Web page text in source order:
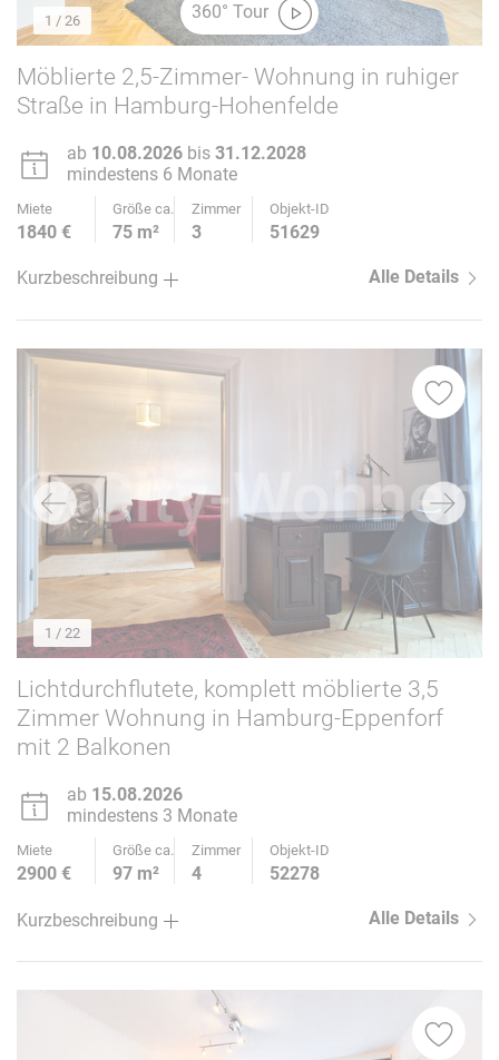
1 / 26 360° Tour
Möblierte 2,5-Zimmer- Wohnung in ruhiger
Straße in Hamburg-Hohenfelde
ab 10.08.2026 bis 31.12.2028
mindestens 6 Monate
Miete Größe ca. Zimmer Objekt-ID
1840 € 75 m² 3 51629
Kurzbeschreibung Alle Details
1 / 22
Lichtdurchflutete, komplett möblierte 3,5
Zimmer Wohnung in Hamburg-Eppenforf
mit 2 Balkonen
ab 15.08.2026
mindestens 3 Monate
Miete Größe ca. Zimmer Objekt-ID
2900 € 97 m² 4 52278
Kurzbeschreibung Alle Details